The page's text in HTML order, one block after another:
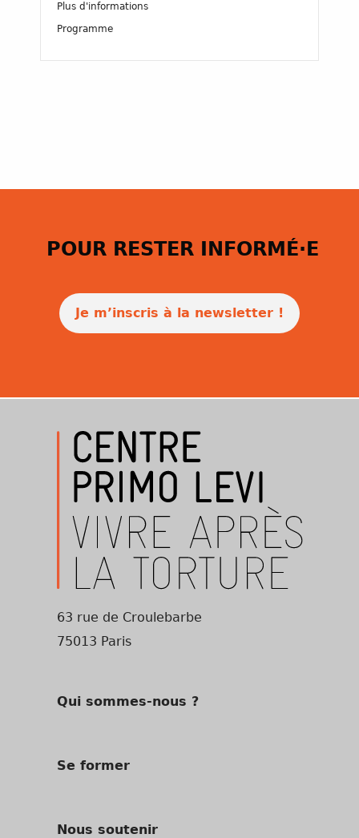
Plus d'informations
Programme
POUR RESTER INFORMÉ·E
Je m’inscris à la newsletter !
63 rue de Croulebarbe
75013 Paris
Qui sommes-nous ?
Se former
Nous soutenir